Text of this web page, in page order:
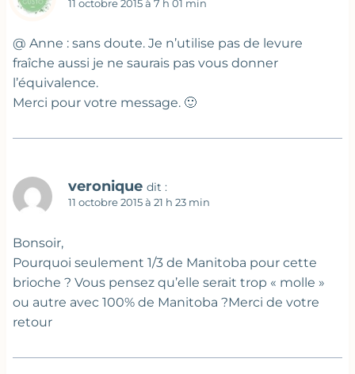
11 octobre 2015 à 7 h 01 min
@ Anne : sans doute. Je n’utilise pas de levure
fraîche aussi je ne saurais pas vous donner
l’équivalence.
Merci pour votre message. 🙂
veronique dit :
11 octobre 2015 à 21 h 23 min
Bonsoir,
Pourquoi seulement 1/3 de Manitoba pour cette
brioche ? Vous pensez qu’elle serait trop « molle »
ou autre avec 100% de Manitoba ?Merci de votre
retour